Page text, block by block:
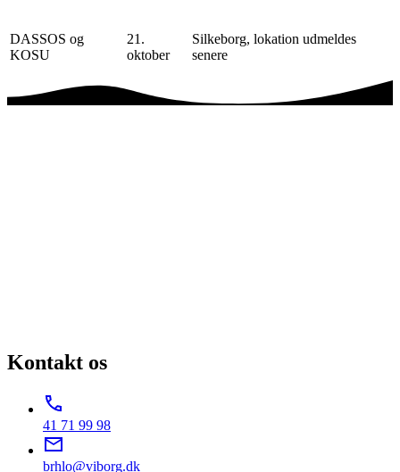
DASSOS og
KOSU
21.
oktober
Silkeborg, lokation udmeldes
senere
Kontakt os
41 71 99 98
brhlo@viborg.dk